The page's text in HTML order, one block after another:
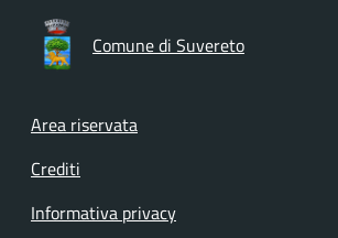
Comune di Suvereto
Footer menu
Area riservata
Crediti
Informativa privacy